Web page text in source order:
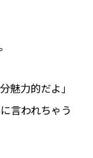
魅力的だよ」
言われちゃう